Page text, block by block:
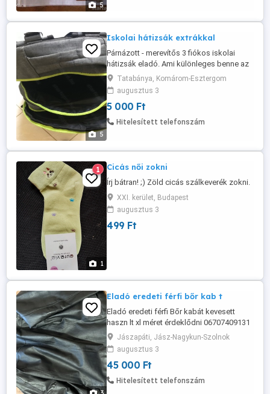
5
5
Iskolai hátizsák extrákkal
Párnázott - merevítős 3 fiókos iskolai
hátizsák eladó. Ami különleges benne az
a Neon világítás, mely állítható többféle
funkcióval.Állapota újszerű.
Tatabánya, Komárom-Esztergom
augusztus 3
5 000 Ft
Hitelesített telefonszám
1
1 Cicás női zokni
Írj bátran! ;) Zöld cicás szálkeverék zokni.
XXI. kerület, Budapest
augusztus 3
499 Ft
Eladó eredeti férfi bőr kab t
Eladó eredeti férfi Bőr kabát kevesett
haszn lt xl méret érdeklődni 06707409131
Jászapáti, Jász-Nagykun-Szolnok
augusztus 3
45 000 Ft
Hitelesített telefonszám